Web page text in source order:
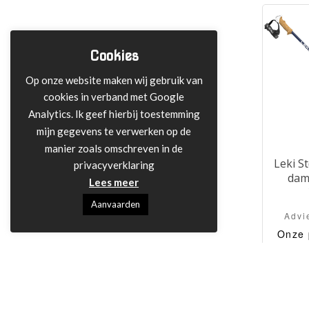
Leki
Onze
Cookies
Op onze website maken wij gebruik van
cookies in verband met Google
Analytics. Ik geef hierbij toestemming
mijn gegevens te verwerken op de
manier zoals omschreven in de
privacyverklaring
Lees meer
Aanvaarden